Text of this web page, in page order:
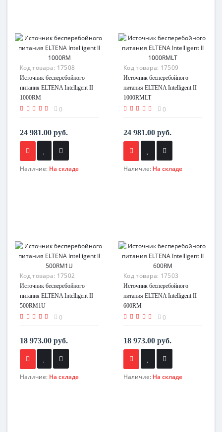
Код товара: 17508
Источник бесперебойного
питания ELTENA Intelligent II
1000RM
0
24 981.00 руб.
Наличие: На складе
Код товара: 17509
Источник бесперебойного
питания ELTENA Intelligent II
1000RMLT
0
24 981.00 руб.
Наличие: На складе
Код товара: 17502
Источник бесперебойного
питания ELTENA Intelligent II
500RM1U
0
18 973.00 руб.
Наличие: На складе
Код товара: 17503
Источник бесперебойного
питания ELTENA Intelligent II
600RM
0
18 973.00 руб.
Наличие: На складе